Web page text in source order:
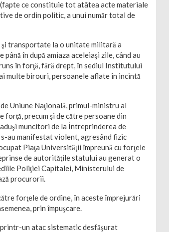
ce constituie tot atâtea acte materiale
de ordin politic, a unui număr total de
transportate la o unitate militară a
în după amiaza aceleiaşi zile, când au
în forţă, fără drept, în sediul Institutului
multe birouri, persoanele aflate în incintă
Uniune Naţională, primul-ministru al
precum şi de către persoane din
muncitori de la Întreprinderea de
au manifestat violent, agresând fizic
Piaţa Universităţii împreună cu forţele
de autorităţile statului au generat o
Poliţiei Capitalei, Ministerului de
procurorii.
forţele de ordine, în aceste împrejurări
prin împuşcare.
un atac sistematic desfăşurat